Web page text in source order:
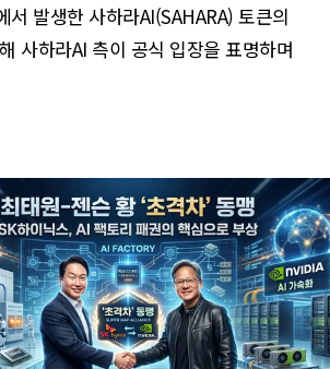
서 발생한 사하라AI(SAHARA) 토큰의
사하라AI 측이 공식 입장을 표명하며